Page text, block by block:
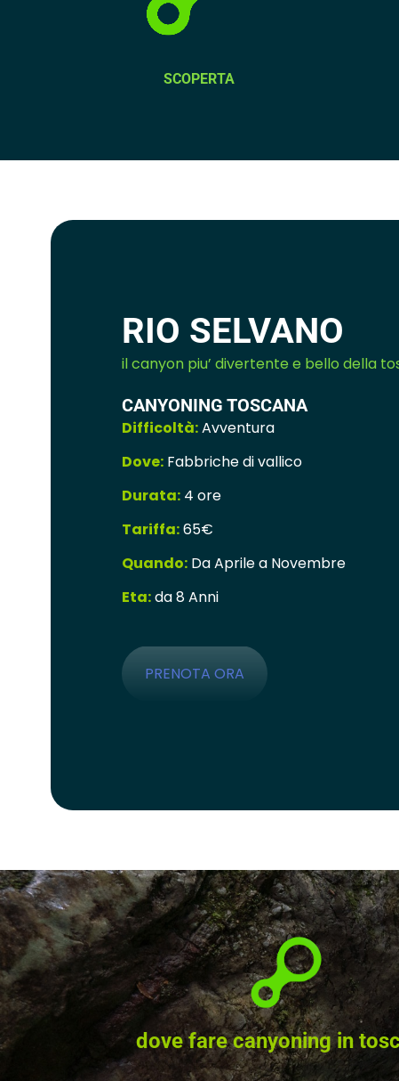
SCOPERTA
RIO SELVANO
il canyon piu’ divertente e bello della
CANYONING TOSCANA
Difficoltà:Avventura
Dove: Fabbriche di vallico
Durata: 4 ore
Tariffa:65€
Quando: Da Aprile a Novembre
Eta:da 8 Anni
PRENOTA ORA
dove fare canyoning in